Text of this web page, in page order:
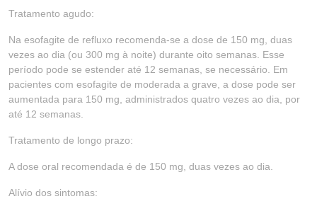
Tratamento agudo:
Na esofagite de refluxo recomenda-se a dose de 150 mg, duas
vezes ao dia (ou 300 mg à noite) durante oito semanas. Esse
período pode se estender até 12 semanas, se necessário. Em
pacientes com esofagite de moderada a grave, a dose pode ser
aumentada para 150 mg, administrados quatro vezes ao dia, por
até 12 semanas.
Tratamento de longo prazo:
A dose oral recomendada é de 150 mg, duas vezes ao dia.
Alívio dos sintomas: